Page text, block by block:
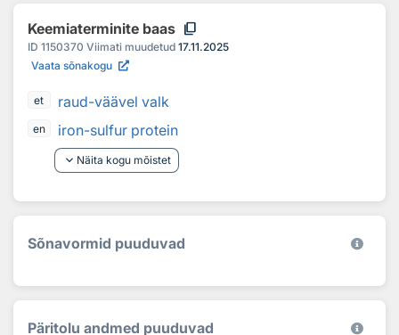
Keemiaterminite baas content_copy
ID 1150370 Viimati muudetud 17.11.2025
Vaata sõnakogu
et raud-väävel valk
en
iron-sulfur protein
keyboard_arrow_down Näita kogu mõistet
Sõnavormid puuduvad
Päritolu andmed puuduvad